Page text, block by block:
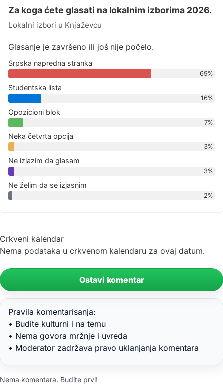
Za koga ćete glasati na lokalnim izborima 2026.
Lokalni izbori u Knjaževcu
Glasanje je završeno ili još nije počelo.
Srpska napredna stranka
69%
Studentska lista
16%
Opozicioni blok
7%
Neka četvrta opcija
3%
Ne izlazim da glasam
3%
Ne želim da se izjasnim
2%
Crkveni kalendar
Nema podataka u crkvenom kalendaru za ovaj datum.
Ostavi komentar
Pravila komentarisanja:
• Budite kulturni i na temu
• Nema govora mržnje i uvreda
• Moderator zadržava pravo uklanjanja komentara
Nema komentara. Budite prvi!